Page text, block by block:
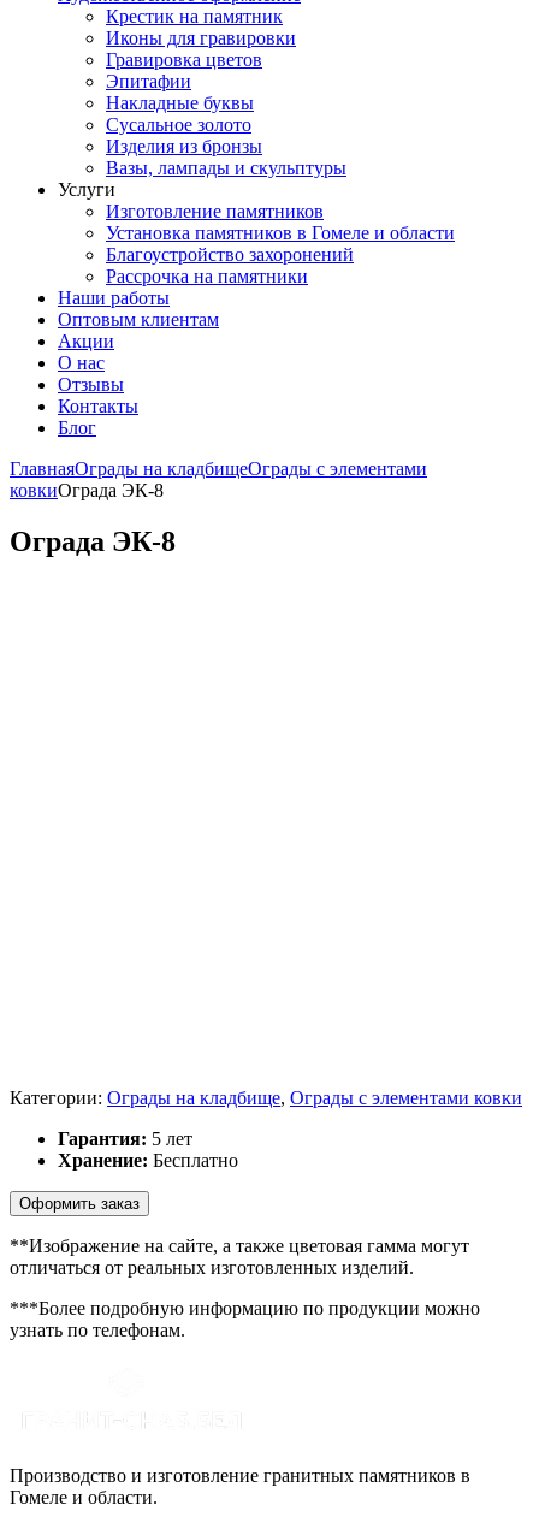
Крестик на памятник
Иконы для гравировки
Гравировка цветов
Эпитафии
Накладные буквы
Сусальное золото
Изделия из бронзы
Вазы, лампады и скульптуры
Услуги
Изготовление памятников
Установка памятников в Гомеле и области
Благоустройство захоронений
Рассрочка на памятники
Наши работы
Оптовым клиентам
Акции
О нас
Отзывы
Контакты
Блог
ГлавнаяОграды на кладбищеОграды с элементами
ковкиОграда ЭК-8
Ограда ЭК-8
Категории: Ограды на кладбище, Ограды с элементами ковки
Гарантия: 5 лет
Хранение: Бесплатно
Оформить заказ
**Изображение на сайте, а также цветовая гамма могут
отличаться от реальных изготовленных изделий.
***Более подробную информацию по продукции можно
узнать по телефонам.
Производство и изготовление гранитных памятников в
Гомеле и области.